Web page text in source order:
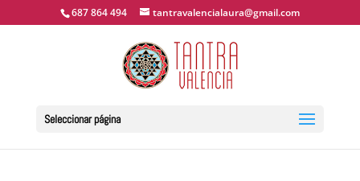
687 864 494 tantravalencialaura@gmail.com
Seleccionar página